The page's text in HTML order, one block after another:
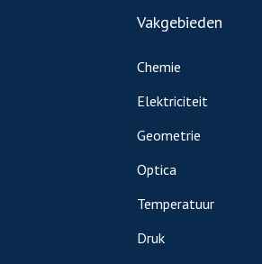
Vakgebieden
Chemie
Elektriciteit
Geometrie
Optica
Temperatuur
Druk